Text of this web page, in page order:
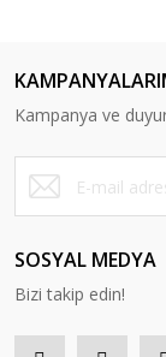
Kampanya ve
SOSYAL MEDYA
Bizi takip edin!